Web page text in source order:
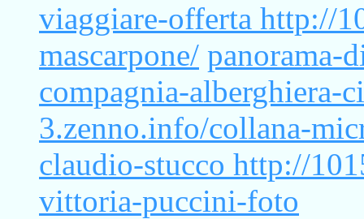
viaggiare-offerta http://
mascarpone/ panorama-
compagnia-alberghiera-
3.zenno.info/collana-
claudio-stucco http://
vittoria-puccini-foto